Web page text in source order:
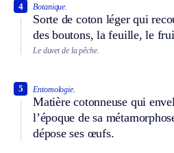
Botanique.
Sorte de coton léger qui
des boutons, la feuille, le
4
Le duvet de la pêche.
Entomologie.
Matière cotonneuse qui
l’époque de sa
dépose ses œufs.
5